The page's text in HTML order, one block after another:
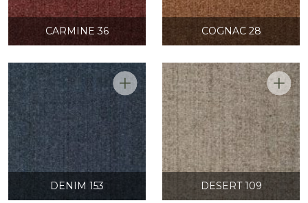
CARMINE 36 COGNAC 28
DENIM 153 DESERT 109